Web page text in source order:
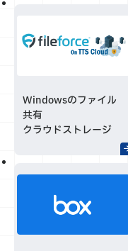
Windowsのファイル
共有
クラウドストレージ